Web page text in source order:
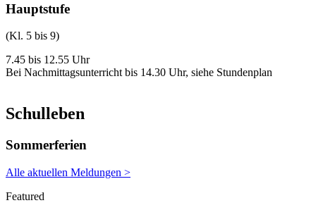
Hauptstufe
(Kl. 5 bis 9)
7.45 bis 12.55 Uhr
Bei Nachmittagsunterricht bis 14.30 Uhr, siehe Stundenplan
Schulleben
Sommerferien
Alle aktuellen Meldungen >
Featured